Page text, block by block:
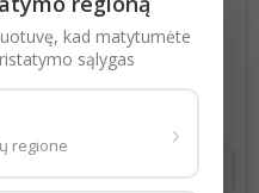
RAZINOS SULTANA 200G
kad matytumėte
sąlygas
regione ›